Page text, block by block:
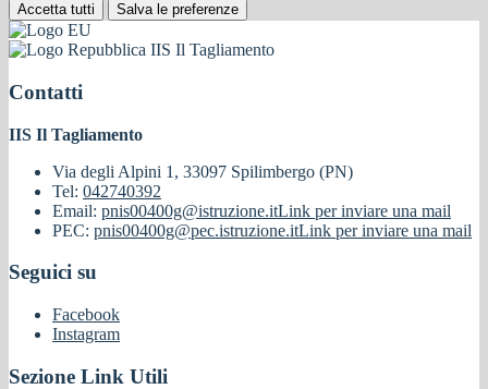
Accetta tutti Salva le preferenze
IIS Il Tagliamento
Contatti
IIS Il Tagliamento
Via degli Alpini 1, 33097 Spilimbergo (PN)
Tel: 042740392
Email: pnis00400g@istruzione.itLink per inviare una mail
PEC: pnis00400g@pec.istruzione.itLink per inviare una mail
Seguici su
Facebook
Instagram
Sezione Link Utili